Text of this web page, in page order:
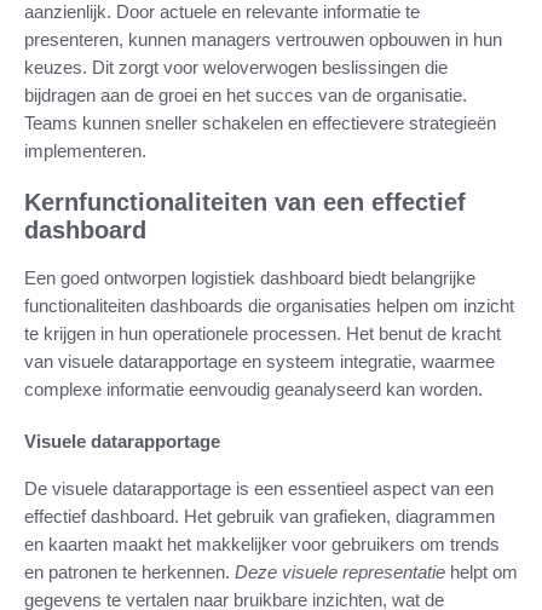
aanzienlijk. Door actuele en relevante informatie te
presenteren, kunnen managers vertrouwen opbouwen in hun
keuzes. Dit zorgt voor weloverwogen beslissingen die
bijdragen aan de groei en het succes van de organisatie.
Teams kunnen sneller schakelen en effectievere strategieën
implementeren.
Kernfunctionaliteiten van een effectief
dashboard
Een goed ontworpen logistiek dashboard biedt belangrijke
functionaliteiten dashboards die organisaties helpen om inzicht
te krijgen in hun operationele processen. Het benut de kracht
van visuele datarapportage en systeem integratie, waarmee
complexe informatie eenvoudig geanalyseerd kan worden.
Visuele datarapportage
De visuele datarapportage is een essentieel aspect van een
effectief dashboard. Het gebruik van grafieken, diagrammen
en kaarten maakt het makkelijker voor gebruikers om trends
en patronen te herkennen. Deze visuele representatie helpt om
gegevens te vertalen naar bruikbare inzichten, wat de